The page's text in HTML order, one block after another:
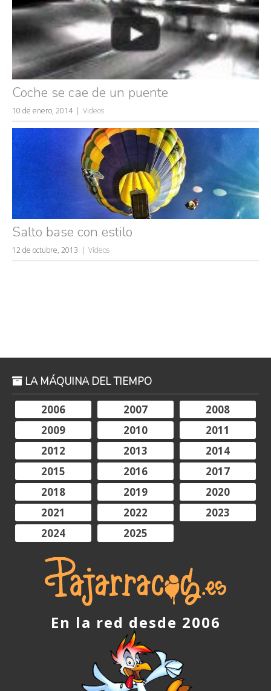
Búsquedas populares
mujeres guapas
fails
Coche se cae de un puente
10 de enero, 2014 Videos
Salto base con estilo
12 de octubre, 2013 Videos
LA MÁQUINA DEL TIEMPO
2006
2007
2008
2009
2010
2011
2012
2013
2014
2015
2016
2017
2018
2019
2020
2021
2022
2023
2024
2025
En la red desde 2006